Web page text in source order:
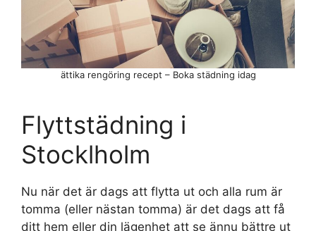
Flyttstädning i
Stocklholm
Nu när det är dags att flytta ut och alla rum är
tomma (eller nästan tomma) är det dags att få
ditt hem eller din lägenhet att se ännu bättre ut
ättika rengöring recept – Boka städning idag